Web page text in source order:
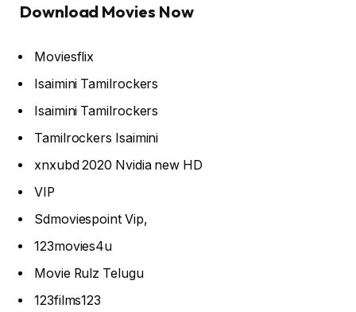
Download Movies Now
Moviesflix
Isaimini Tamilrockers
Isaimini Tamilrockers
Tamilrockers Isaimini
xnxubd 2020 Nvidia new HD
VIP
Sdmoviespoint Vip,
123movies4u
Movie Rulz Telugu
123films123